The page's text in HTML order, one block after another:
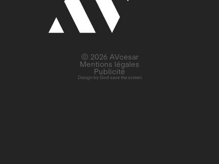
Design by God save the screen
© 2026 AVcesar
Mentions légales
Publicité